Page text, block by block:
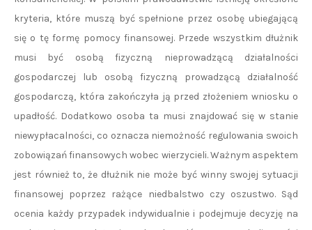
kryteria, które muszą być spełnione przez osobę ubiegającą
się o tę formę pomocy finansowej. Przede wszystkim dłużnik
musi być osobą fizyczną nieprowadzącą działalności
gospodarczej lub osobą fizyczną prowadzącą działalność
gospodarczą, która zakończyła ją przed złożeniem wniosku o
upadłość. Dodatkowo osoba ta musi znajdować się w stanie
niewypłacalności, co oznacza niemożność regulowania swoich
zobowiązań finansowych wobec wierzycieli. Ważnym aspektem
jest również to, że dłużnik nie może być winny swojej sytuacji
finansowej poprzez rażące niedbalstwo czy oszustwo. Sąd
ocenia każdy przypadek indywidualnie i podejmuje decyzję na